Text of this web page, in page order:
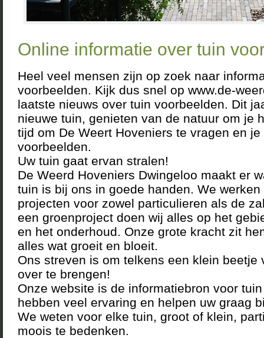
Online informatie over tuin
Heel veel mensen zijn op zoek naar
voorbeelden. Kijk dus snel op www.de-
laatste nieuws over tuin voorbeelden. Dit
nieuwe tuin, genieten van de natuur om je
tijd om De Weert Hoveniers te vragen en
voorbeelden.
Uw tuin gaat ervan stralen!
De Weerd Hoveniers Dwingeloo maakt er
tuin is bij ons in goede handen. We
projecten voor zowel particulieren als de
een groenproject doen wij alles op het
en het onderhoud. Onze grote kracht zit
alles wat groeit en bloeit.
Ons streven is om telkens een klein beetje
over te brengen!
Onze website is de informatiebron voor
hebben veel ervaring en helpen uw graag
We weten voor elke tuin, groot of klein,
moois te bedenken.